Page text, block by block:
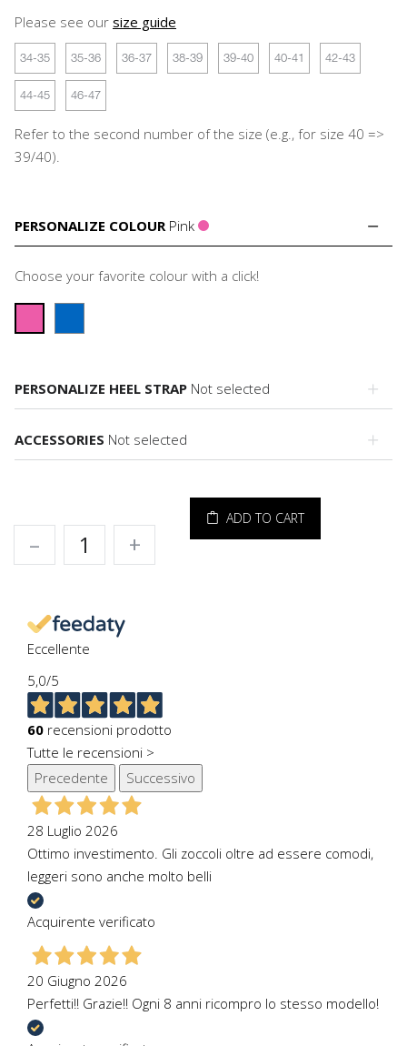
Please see our size guide
34-35 35-36 36-37 38-39 39-40 40-41 42-43
44-45 46-47
Refer to the second number of the size (e.g., for size 40 =>
39/40).
PERSONALIZE COLOUR Pink
Choose your favorite colour with a click!
PERSONALIZE HEEL STRAP Not selected
ACCESSORIES Not selected
– +
ADD TO CART
Eccellente
5,0/5
60 recensioni prodotto
Tutte le recensioni >
Precedente
Successivo
28 Luglio 2026
Ottimo investimento. Gli zoccoli oltre ad essere comodi,
leggeri sono anche molto belli
Acquirente verificato
20 Giugno 2026
Perfetti!! Grazie!! Ogni 8 anni ricompro lo stesso modello!